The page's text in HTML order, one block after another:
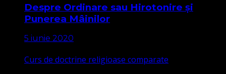
Despre Ordinare sau Hirotonire și
Punerea Mâinilor
5 iunie 2020
Curs de doctrine religioase comparate